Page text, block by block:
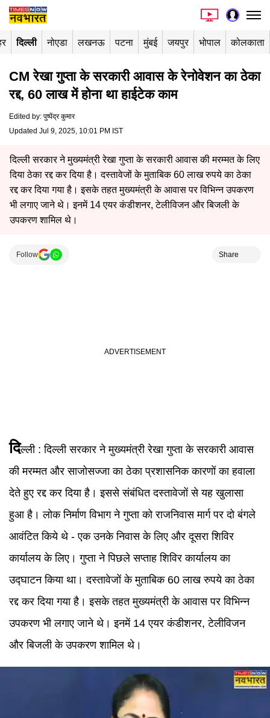
दिल्ली नोएडा लखनऊ पटना मुंबई जयपुर भोपाल कोलकाता
CM रेखा गुप्ता के सरकारी आवास के रेनोवेशन का ठेका
रद्द, 60 लाख में होना था हाईटेक काम
Edited by: पुष्पेंद्र कुमार
Updated Jul 9, 2025, 10:01 PM IST
दिल्ली सरकार ने मुख्यमंत्री रेखा गुप्ता के सरकारी आवास की मरम्मत के लिए
दिया ठेका रद्द कर दिया है। दस्तावेजों के मुताबिक 60 लाख रुपये का ठेका
रद्द कर दिया गया है। इसके तहत मुख्यमंत्री के आवास पर विभिन्न उपकरण
भी लगाए जाने थे। इनमें 14 एयर कंडीशनर, टेलीविजन और बिजली के
उपकरण शामिल थे।
Follow Share
दिल्ली :दिल्ली सरकार ने मुख्यमंत्री रेखा गुप्ता के सरकारी आवास
की मरम्मत और साजोसज्जा का ठेका प्रशासनिक कारणों का हवाला
देते हुए रद्द कर दिया है। इससे संबंधित दस्तावेजों से यह खुलासा
हुआ है। लोक निर्माण विभाग ने गुप्ता को राजनिवास मार्ग पर दो बंगले
आवंटित किये थे - एक उनके निवास के लिए और दूसरा शिविर
कार्यालय के लिए। गुप्ता ने पिछले सप्ताह शिविर कार्यालय का
उद्घाटन किया था। दस्तावेजों के मुताबिक 60 लाख रुपये का ठेका
रद्द कर दिया गया है। इसके तहत मुख्यमंत्री के आवास पर विभिन्न
उपकरण भी लगाए जाने थे। इनमें 14 एयर कंडीशनर, टेलीविजन
और बिजली के उपकरण शामिल थे।